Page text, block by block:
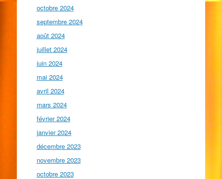
octobre 2024
septembre 2024
août 2024
juillet 2024
juin 2024
mai 2024
avril 2024
mars 2024
février 2024
janvier 2024
décembre 2023
novembre 2023
octobre 2023